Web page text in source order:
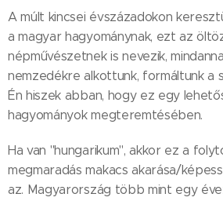
A múlt kincsei évszázadokon
a magyar hagyománynak, ezt az
népművészetnek is nevezik,
nemzedékre alkottunk, formáltunk a
Én hiszek abban, hogy ez egy
hagyományok megteremtésében.
Ha van "hungarikum", akkor ez a
megmaradás makacs akarása/
az. Magyarország több mint egy